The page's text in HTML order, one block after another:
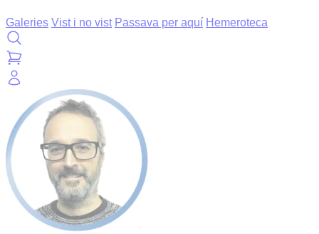
Galeries Vist i no vist Passava per aquí Hemeroteca